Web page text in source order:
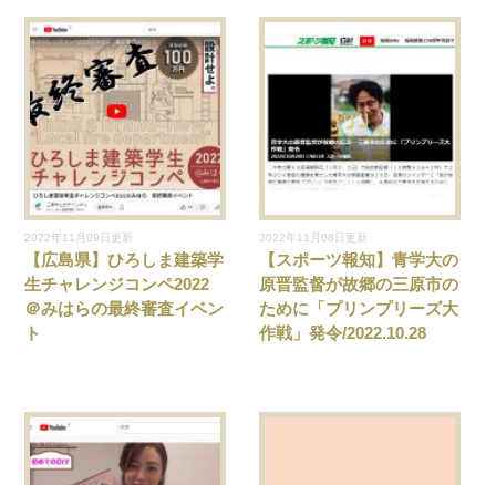
2022年11月09日更新
【広島県】ひろしま建築学
生チャレンジコンペ2022
＠みはらの最終審査イベン
ト
2022年11月08日更新
【スポーツ報知】青学大の
原晋監督が故郷の三原市の
ために「プリンプリーズ大
作戦」発令/2022.10.28